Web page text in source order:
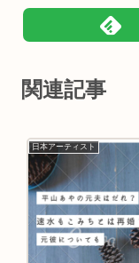
関連記事
日本アーティスト